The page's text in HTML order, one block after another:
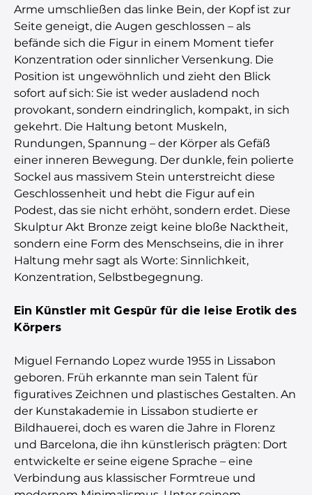
Arme umschließen das linke Bein, der Kopf ist zur
Seite geneigt, die Augen geschlossen – als
befände sich die Figur in einem Moment tiefer
Konzentration oder sinnlicher Versenkung. Die
Position ist ungewöhnlich und zieht den Blick
sofort auf sich: Sie ist weder ausladend noch
provokant, sondern eindringlich, kompakt, in sich
gekehrt. Die Haltung betont Muskeln,
Rundungen, Spannung – der Körper als Gefäß
einer inneren Bewegung. Der dunkle, fein polierte
Sockel aus massivem Stein unterstreicht diese
Geschlossenheit und hebt die Figur auf ein
Podest, das sie nicht erhöht, sondern erdet. Diese
Skulptur Akt Bronze zeigt keine bloße Nacktheit,
sondern eine Form des Menschseins, die in ihrer
Haltung mehr sagt als Worte: Sinnlichkeit,
Konzentration, Selbstbegegnung.
Ein Künstler mit Gespür für die leise Erotik des
Körpers
Miguel Fernando Lopez wurde 1955 in Lissabon
geboren. Früh erkannte man sein Talent für
figuratives Zeichnen und plastisches Gestalten. An
der Kunstakademie in Lissabon studierte er
Bildhauerei, doch es waren die Jahre in Florenz
und Barcelona, die ihn künstlerisch prägten: Dort
entwickelte er seine eigene Sprache – eine
Verbindung aus klassischer Formtreue und